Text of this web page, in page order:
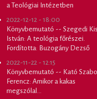
a Teológiai Intézetben
2022-12-12 - 18:00
Könyvbemutató -- Szegedi Kis
István: A teológia főrészei.
Fordította: Buzogány Dezső
2022-11-22 - 12:15
Könyvbemutató -- Kató
Ferencz: Amikor a kakas
megszólal...